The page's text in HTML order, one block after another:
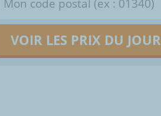
VOIR LES PRIX DU JOUR